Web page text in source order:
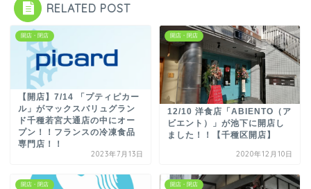
RELATED POST
開店・閉店
【開店】7/14 「プティピカー
ル」がマックスバリュグラン
ド千種若宮大通店の中にオー
プン！！フランスの冷凍食品
専門店！！
2023年7月13日
開店・閉店
12/10 洋食店「ABIENTO（ア
ビエント）」が池下に開店し
ました！！【千種区開店】
2020年12月10日
開店・閉店 開店・閉店